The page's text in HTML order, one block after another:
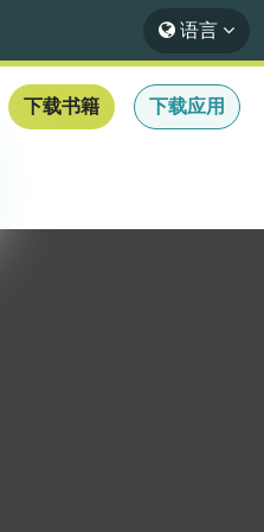
语言
下载书籍 下载应用